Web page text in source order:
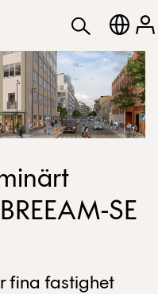
SE
fina fastighet